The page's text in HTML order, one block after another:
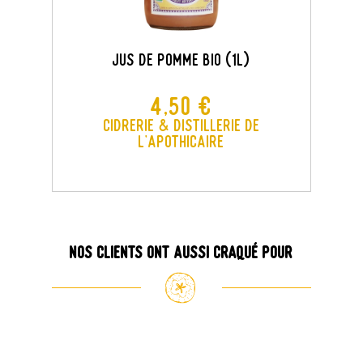
Jus De Pomme Bio (1L)
Prix
4,50 €
Cidrerie & Distillerie de
l'Apothicaire
Nos clients ont aussi craqué pour